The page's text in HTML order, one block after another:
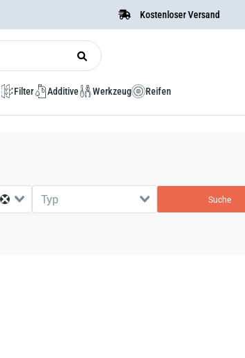
Kostenloser Versand
Filter Additive Werkzeug Reifen
Typ Suche